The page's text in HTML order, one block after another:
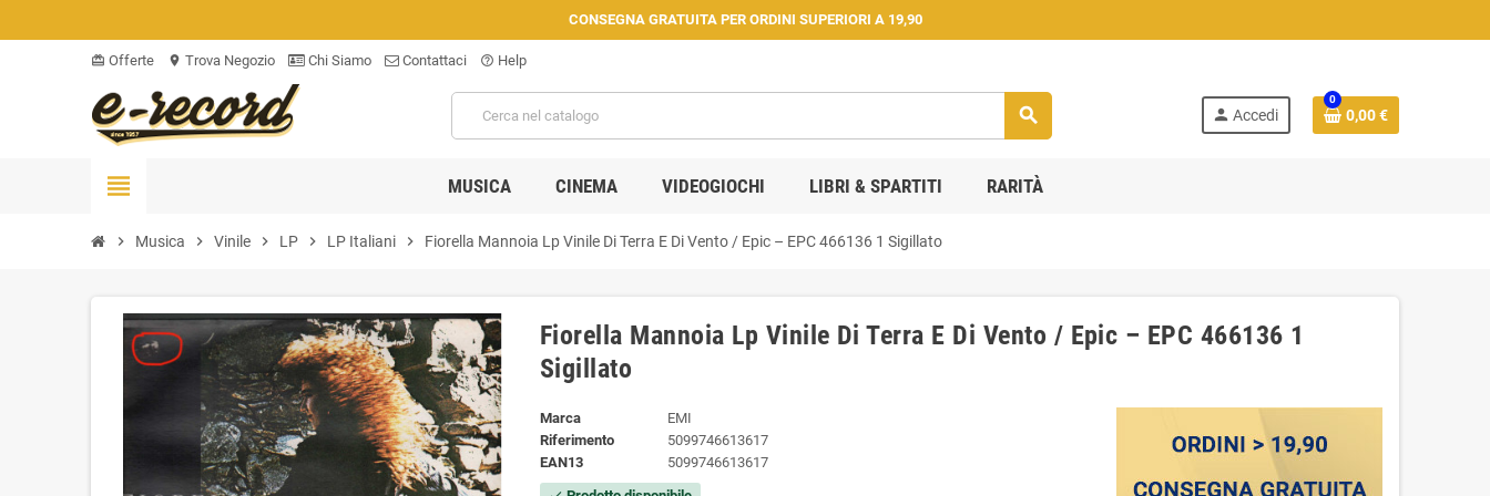
CONSEGNA GRATUITA PER ORDINI SUPERIORI A 19,90
card_giftcard Offerte location_on Trova Negozio Chi Siamo Contattaci help_outline Help
search person Accedi
0
0,00 €
view_headline MUSICA CINEMA VIDEOGIOCHI LIBRI & SPARTITI RARITÀ
chevron_right Musica chevron_right Vinile chevron_right LP chevron_right LP Italiani chevron_right Fiorella Mannoia Lp Vinile Di Terra E Di Vento / Epic ‎– EPC 466136 1 Sigillato
Fiorella Mannoia Lp Vinile Di Terra E Di Vento / Epic ‎– EPC 466136 1
Sigillato
Marca
EMI
Riferimento
5099746613617
EAN13
5099746613617